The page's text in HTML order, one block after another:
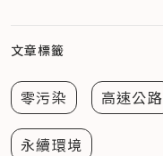
文章標籤
零污染 高速公路
永續環境